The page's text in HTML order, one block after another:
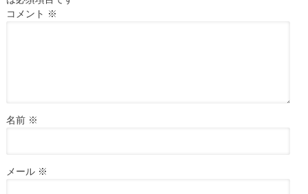
コメント ※
名前 ※
メール ※